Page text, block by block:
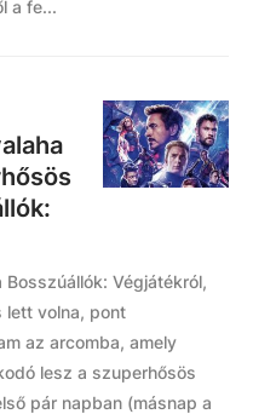
a fe...
Végjátékról,
lett volna, pont
az arcomba, amely
lesz a szuperhősös
pár napban (másnap a